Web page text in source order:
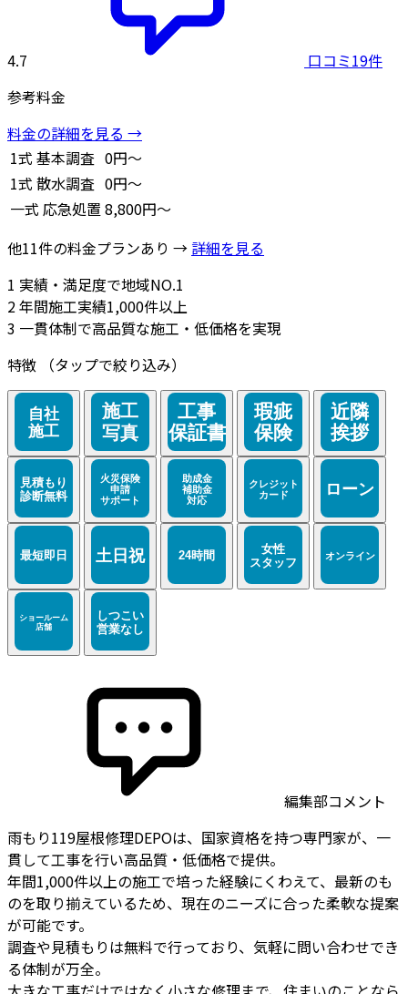
4.7
口コミ19件
参考料金
料金の詳細を見る →
1式 基本調査 0円～
1式 散水調査 0円～
一式 応急処置 8,800円～
他11件の料金プランあり → 詳細を見る
1 実績・満足度で地域NO.1
2年間施工実績1,000件以上
3 一貫体制で高品質な施工・低価格を実現
特徴
（タップで絞り込み）
編集部コメント
雨もり119屋根修理DEPOは、国家資格を持つ専門家が、一
貫して工事を行い高品質・低価格で提供。
年間1,000件以上の施工で培った経験にくわえて、最新のも
のを取り揃えているため、現在のニーズに合った柔軟な提案
が可能です。
調査や見積もりは無料で行っており、気軽に問い合わせでき
る体制が万全。